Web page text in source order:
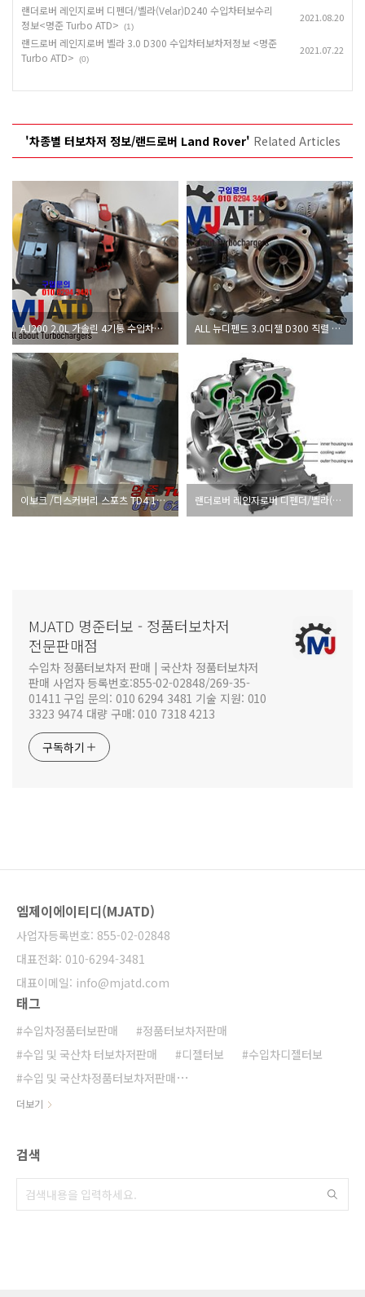
랜더로버 레인지로버 디펜더/벨라(Velar)D240 수입차터보수리
정보<명준 Turbo ATD>
(1)
2021.08.20
랜드로버 레인지로버 벨라 3.0 D300 수입차터보차저정보 <명준
Turbo ATD>
(0)
2021.07.22
'차종별 터보차저 정보/랜드로버 Land Rover' Related Articles
AJ200 2.0L 가솔린 4기통 수입차터보정보<명준 Turbo ATD> ALL 뉴디펜드 3.0디젤 D300 직렬 6기통 수입차터보정보<명준 Turbo ATD>
이보크 /디스커버리 스포츠 TD4 180마력 수입차터보차저정보<명준 Turbo ATD> 랜더로버 레인지로버 디펜더/벨라(Velar)D240 수입차터보수리정보<명준 Turbo ATD>
MJATD 명준터보 - 정품터보차저
전문판매점
수입차 정품터보차저 판매 | 국산차 정품터보차저
판매 사업자 등록번호:855-02-02848/269-35-
01411 구입 문의: 010 6294 3481 기술 지원: 010
3323 9474 대량 구매: 010 7318 4213
구독하기
엠제이에이티디(MJATD)
사업자등록번호: 855-02-02848
대표전화: 010-6294-3481
대표이메일: info@mjatd.com
태그
수입차정품터보판매
정품터보차저판매
수입 및 국산차 터보차저판매
디젤터보
수입차디젤터보
수입 및 국산차정품터보차저판매
수입차 및 국산차정품터보차저판매
터보전자식 엑추레이터
수입 및 국산차정품터보차저 판매
더보기
검색